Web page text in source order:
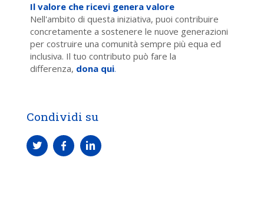
Il valore che ricevi genera valore
Nell'ambito di questa iniziativa, puoi contribuire
concretamente a sostenere le nuove generazioni
per costruire una comunità sempre più equa ed
inclusiva. Il tuo contributo può fare la
differenza, dona qui.
Condividi su